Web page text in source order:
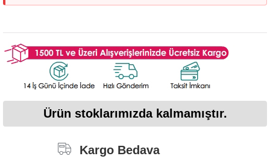
Ürün stoklarımızda kalmamıştır.
Kargo Bedava